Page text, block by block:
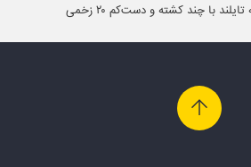
با چند کشته و دست‌کم ۲۰ زخمی